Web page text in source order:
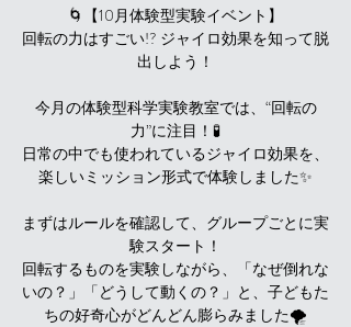
🌀【10月体験型実験イベント】
回転の力はすごい!? ジャイロ効果を知って脱
出しよう！
今月の体験型科学実験教室では、“回転の
力”に注目！🧪
日常の中でも使われているジャイロ効果を、
楽しいミッション形式で体験しました✨
まずはルールを確認して、グループごとに実
験スタート！
回転するものを実験しながら、「なぜ倒れな
いの？」「どうして動くの？」と、子どもた
ちの好奇心がどんどん膨らみました🌪️